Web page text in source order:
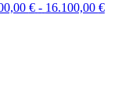
€ - 16.100,00 €